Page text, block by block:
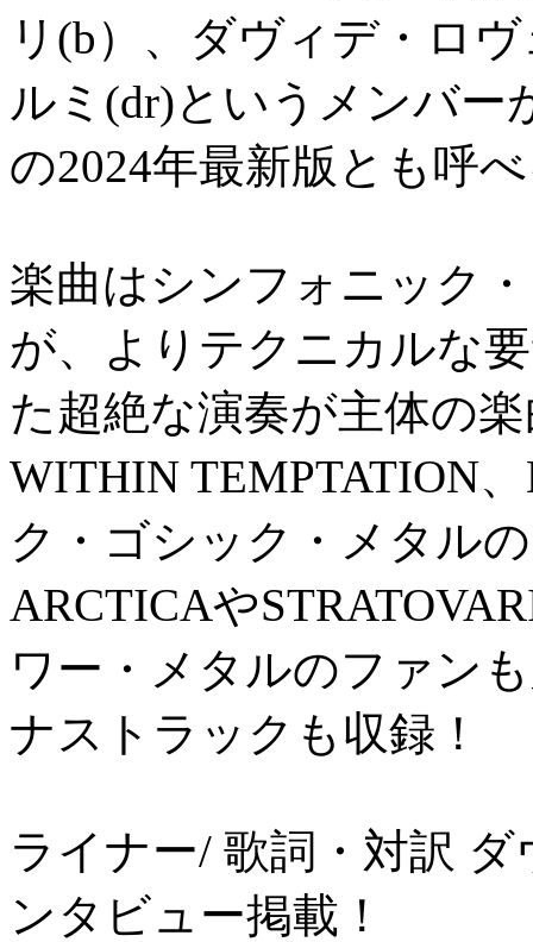
リ(b）、ダヴィデ・ロ
ルミ(dr)というメンバー
の2024年最新版とも呼
楽曲はシンフォニック
が、よりテクニカルな
た超絶な演奏が主体の
WITHIN TEMPTATION
ク・ゴシック・メタル
ARCTICAや
ワー・メタルのファン
ナストラックも収録！
ライナー/ 歌詞・対訳
ンタビュー掲載！